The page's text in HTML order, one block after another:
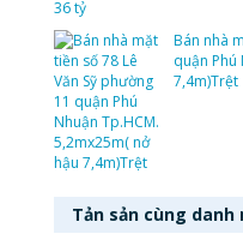
Bán nhà
quận Phú
7,4m)Trệt
Tản sản cùng danh